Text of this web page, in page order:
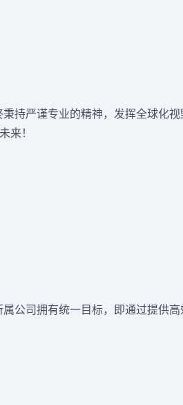
持严谨专业的精神，发挥全球化视
来！
公司拥有统一目标，即通过提供高